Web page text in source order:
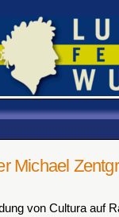
Michael
von Cultura auf